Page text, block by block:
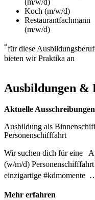
(m/w/d)
Koch (m/w/d)
Restaurantfachmann
(m/w/d)
*für diese
bieten wir Praktika an
Ausbildungen &
Aktuelle Ausschreibungen
Ausbildung als
Personenschifffahrt
Wir suchen dich für eine
(w/m/d)
einzigartige #kdmomente
Mehr erfahren